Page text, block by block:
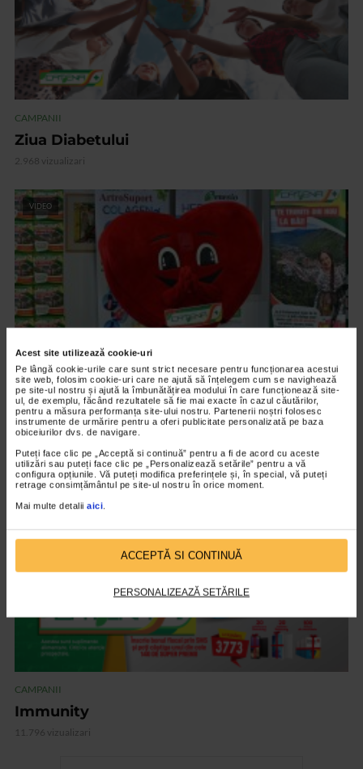
Acest site utilizează cookie-uri
Pe lângă cookie-urile care sunt strict necesare pentru funcționarea acestui
site web, folosim cookie-uri care ne ajută să înțelegem cum se navighează
pe site-ul nostru și ajută la îmbunătățirea modului în care funcționează site-
ul, de exemplu, făcând rezultatele să fie mai exacte în cazul căutărilor,
pentru a măsura performanța site-ului nostru. Partenerii noștri folosesc
instrumente de urmărire pentru a oferi publicitate personalizată pe baza
obiceiurilor dvs. de navigare.
Puteți face clic pe „Acceptă si continuă” pentru a fi de acord cu aceste
utilizări sau puteți face clic pe „Personalizează setările” pentru a vă
configura opțiunile. Vă puteți modifica preferințele și, în special, vă puteți
retrage consimțământul pe site-ul nostru în orice moment.
Mai multe detalii aici.
ACCEPTĂ SI CONTINUĂ
PERSONALIZEAZĂ SETĂRILE
CAMPANII
Ziua Diabetului
2.968 vizualizari
VIDEO
CAMPANII
Campania „Catena te trimite la bai” si-a
desemnat castigatorii
3.875 vizualizari
VIDEO
CAMPANII
Immunity
11.796 vizualizari